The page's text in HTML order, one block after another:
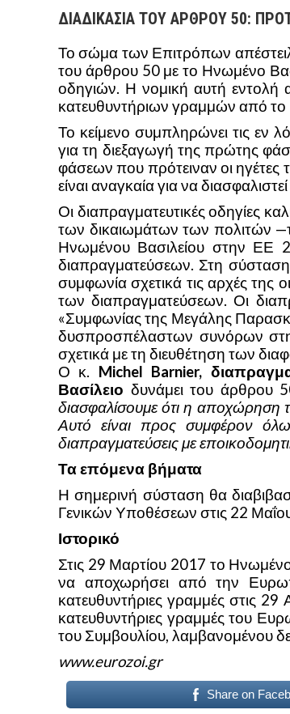
ΔΙΑΔΙΚΑΣΙΑ ΤΟΥ ΑΡΘΡΟΥ 50:
Το σώμα των Επιτρόπων
του άρθρου 50 με το Ηνωμένο
οδηγιών. Η νομική αυτή εντολή
κατευθυντήριων γραμμών από
Το κείμενο συμπληρώνει τις εν
για τη διεξαγωγή της πρώτης
φάσεων που πρότειναν οι ηγέτες
είναι αναγκαία για να
Οι διαπραγματευτικές οδηγίες
των δικαιωμάτων των πολιτών
Ηνωμένου Βασιλείου στην ΕΕ
διαπραγματεύσεων. Στη σύσταση
συμφωνία σχετικά τις αρχές της
των διαπραγματεύσεων. Οι
«Συμφωνίας της Μεγάλης
δυσπροσπέλαστων συνόρων στη
σχετικά με τη διευθέτηση των
Ο κ. Michel Barnier,
Βασίλειο δυνάμει του άρθρου
διασφαλίσουμε ότι η
Αυτό είναι προς συμφέρον
διαπραγματεύσεις με
Τα επόμενα βήματα
Η σημερινή σύσταση θα
Γενικών Υποθέσεων στις 22
Ιστορικό
Στις 29 Μαρτίου 2017 το
να αποχωρήσει από την
κατευθυντήριες γραμμές στις
κατευθυντήριες γραμμές του
του Συμβουλίου, λαμβανομένου
www.eurozoi.gr
Share on